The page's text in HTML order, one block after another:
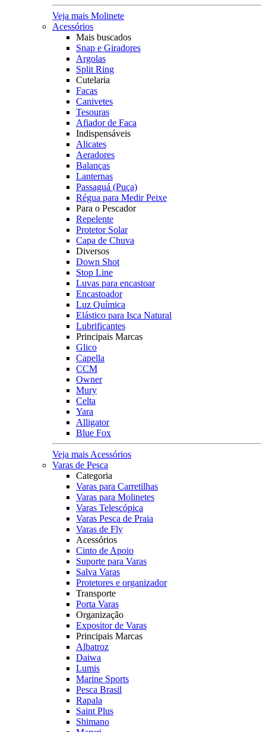
Veja mais Molinete
Acessórios
Mais buscados
Snap e Giradores
Argolas
Split Ring
Cutelaria
Facas
Canivetes
Tesouras
Afiador de Faca
Indispensáveis
Alicates
Aeradores
Balanças
Lanternas
Passaguá (Puça)
Régua para Medir Peixe
Para o Pescador
Repelente
Protetor Solar
Capa de Chuva
Diversos
Down Shot
Stop Line
Luvas para encastoar
Encastoador
Luz Química
Elástico para Isca Natural
Lubrificantes
Principais Marcas
Glico
Capella
CCM
Owner
Mury
Celta
Yara
Alligator
Blue Fox
Veja mais Acessórios
Varas de Pesca
Categoria
Varas para Carretilhas
Varas para Molinetes
Varas Telescópica
Varas Pesca de Praia
Varas de Fly
Acessórios
Cinto de Apoio
Suporte para Varas
Salva Varas
Protetores e organizador
Transporte
Porta Varas
Organização
Expositor de Varas
Principais Marcas
Albatroz
Daiwa
Lumis
Marine Sports
Pesca Brasil
Rapala
Saint Plus
Shimano